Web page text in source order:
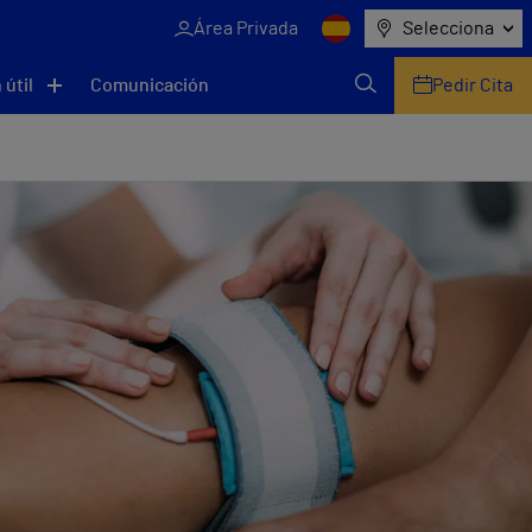
Área Privada Selecciona
útil Comunicación Pedir Cita